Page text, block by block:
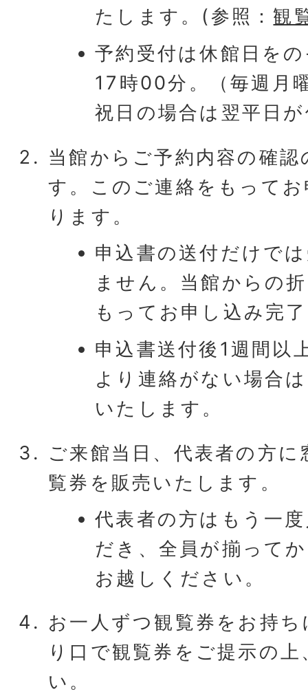
たします。(参照：観
予約受付は休館日を
17時00分。（毎週月
祝日の場合は翌平日
当館からご予約内容の確
す。このご連絡をもって
ります。
申込書の送付だけで
ません。当館からの
もってお申し込み完
申込書送付後1週間以
より連絡がない場合
いたします。
ご来館当日、代表者の方
覧券を販売いたします。
代表者の方はもう一
だき、全員が揃って
お越しください。
お一人ずつ観覧券をお持
り口で観覧券をご提示の
い。